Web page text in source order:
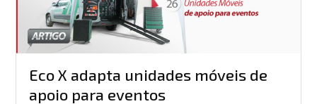
Eco X adapta unidades móveis de
apoio para eventos